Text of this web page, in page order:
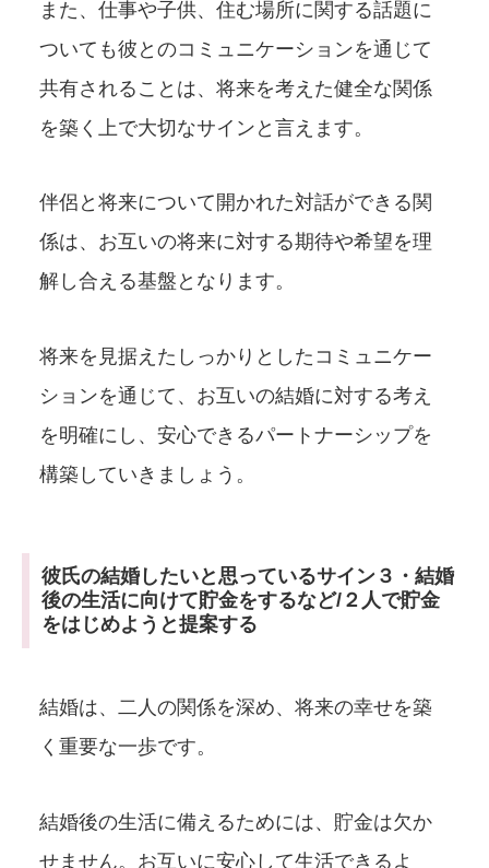
また、仕事や子供、住む場所に関する話題に
ついても彼とのコミュニケーションを通じて
共有されることは、将来を考えた健全な関係
を築く上で大切なサインと言えます。
伴侶と将来について開かれた対話ができる関
係は、お互いの将来に対する期待や希望を理
解し合える基盤となります。
将来を見据えたしっかりとしたコミュニケー
ションを通じて、お互いの結婚に対する考え
を明確にし、安心できるパートナーシップを
構築していきましょう。
彼氏の結婚したいと思っているサイン３・結婚
後の生活に向けて貯金をするなど/２人で貯金
をはじめようと提案する
結婚は、二人の関係を深め、将来の幸せを築
く重要な一歩です。
結婚後の生活に備えるためには、貯金は欠か
せません。お互いに安心して生活できるよ